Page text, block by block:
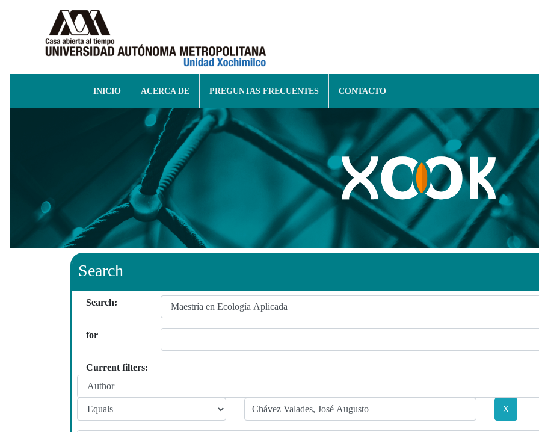
INICIO ACERCA DE PREGUNTAS FRECUENTES CONTACTO
Search
Search:
for
Current filters: